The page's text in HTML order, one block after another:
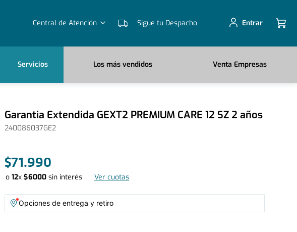
Central de Atención Sigue tu Despacho Entrar
Servicios Los más vendidos Venta Empresas
Garantia Extendida GEXT2 PREMIUM CARE 12 SZ 2 años
240086037GE2
$71 .990
o 12x $6000 sin interés Ver cuotas
Opciones de entrega y retiro